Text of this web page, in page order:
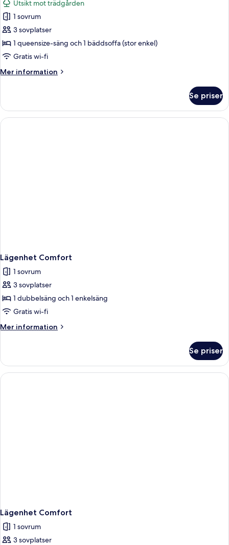
foton
för
Lägenhet
Comfort
Utsikt mot trädgården
1 sovrum
3 sovplatser
1 queensize-säng och 1 bäddsoffa (stor enkel)
Gratis wi-fi
Mer information
Mer
Comfort
Se priser
Lägenhet Comfort
1 sovrum
3 sovplatser
1 dubbelsäng och 1 enkelsäng
Gratis wi-fi
Mer information
Mer
Comfort
Se priser
Lägenhet Comfort
1 sovrum
3 sovplatser